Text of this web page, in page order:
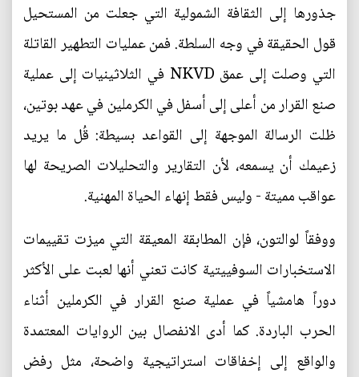
جذورها إلى الثقافة الشمولية التي جعلت من المستحيل
قول الحقيقة في وجه السلطة. فمن عمليات التطهير القاتلة
التي وصلت إلى عمق NKVD في الثلاثينيات إلى عملية
صنع القرار من أعلى إلى أسفل في الكرملين في عهد بوتين،
ظلت الرسالة الموجهة إلى القواعد بسيطة: قُل ما يريد
زعيمك أن يسمعه، لأن التقارير والتحليلات الصريحة لها
عواقب مميتة - وليس فقط إنهاء الحياة المهنية.
ووفقاً لوالتون، فإن المطابقة المعيقة التي ميزت تقييمات
الاستخبارات السوفييتية كانت تعني أنها لعبت على الأكثر
دوراً هامشياً في عملية صنع القرار في الكرملين أثناء
الحرب الباردة. كما أدى الانفصال بين الروايات المعتمدة
والواقع إلى إخفاقات استراتيجية واضحة، مثل رفض